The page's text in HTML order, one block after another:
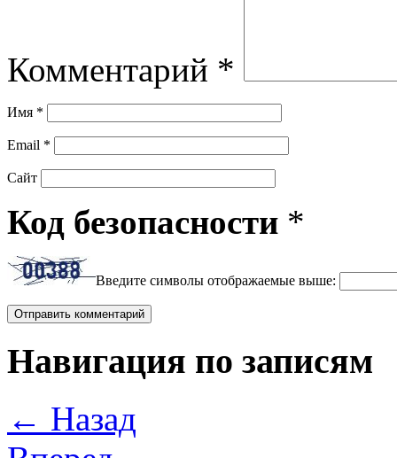
Комментарий *
Имя *
Email *
Сайт
Код безопасности *
Введите символы отображаемые выше:
Навигация по записям
← Назад